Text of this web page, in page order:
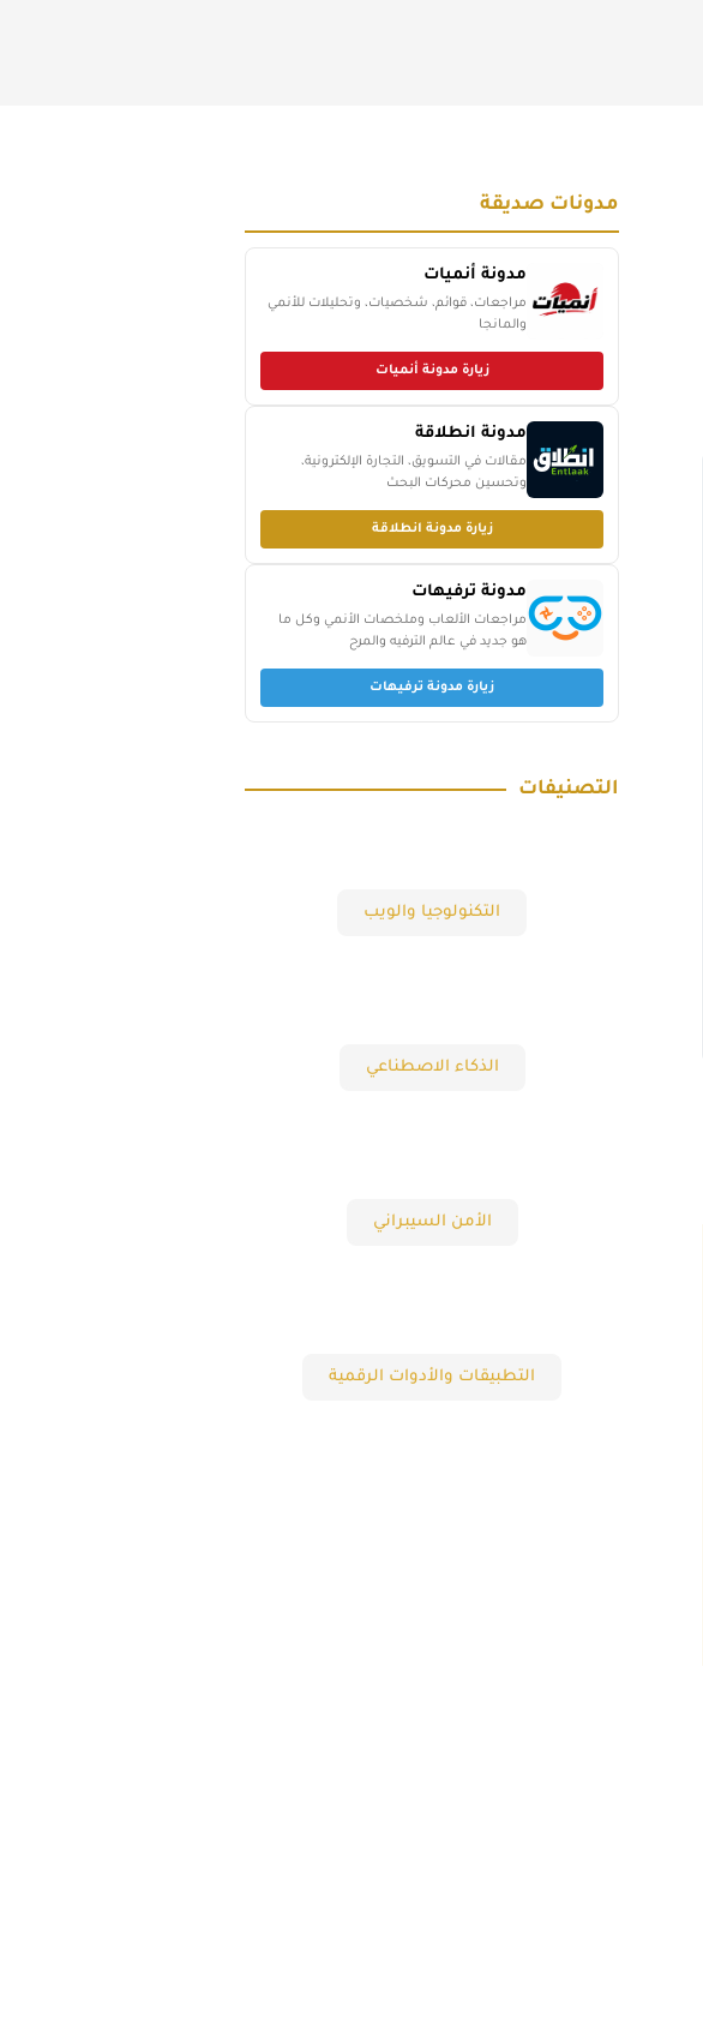
مدونات صديقة
مدونة أنميات
مراجعات، قوائم، شخصيات، وتحليلات للأنمي
والمانجا
زيارة مدونة أنميات
مدونة انطلاقة
مقالات في التسويق، التجارة الإلكترونية،
وتحسين محركات البحث
زيارة مدونة انطلاقة
مدونة ترفيهات
مراجعات الألعاب وملخصات الأنمي وكل ما
هو جديد في عالم الترفيه والمرح
زيارة مدونة ترفيهات
التصنيفات
التكنولوجيا والويب
الذكاء الاصطناعي
الأمن السيبراني
التطبيقات والأدوات الرقمية